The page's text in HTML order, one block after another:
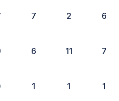
7 2 6
6 11 7
1 1 1